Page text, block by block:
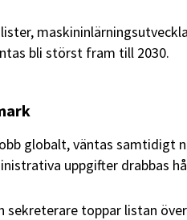
bli störst fram till 2030.
globalt, väntas samtidigt
uppgifter drabbas
sekreterare toppar listan